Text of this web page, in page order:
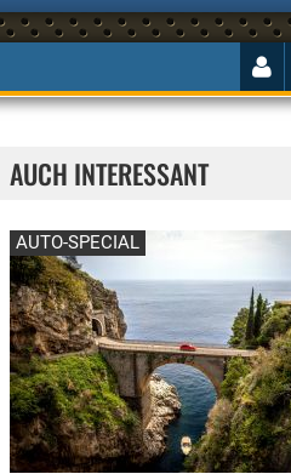
AUCH INTERESSANT
AUTO-SPECIAL